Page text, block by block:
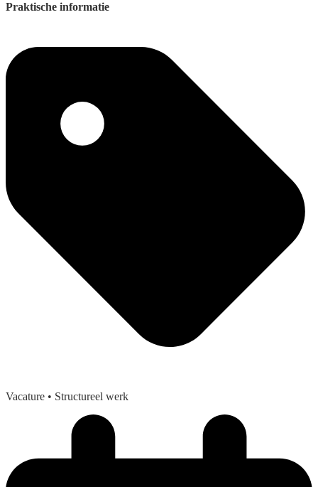
Praktische informatie
Vacature • Structureel werk